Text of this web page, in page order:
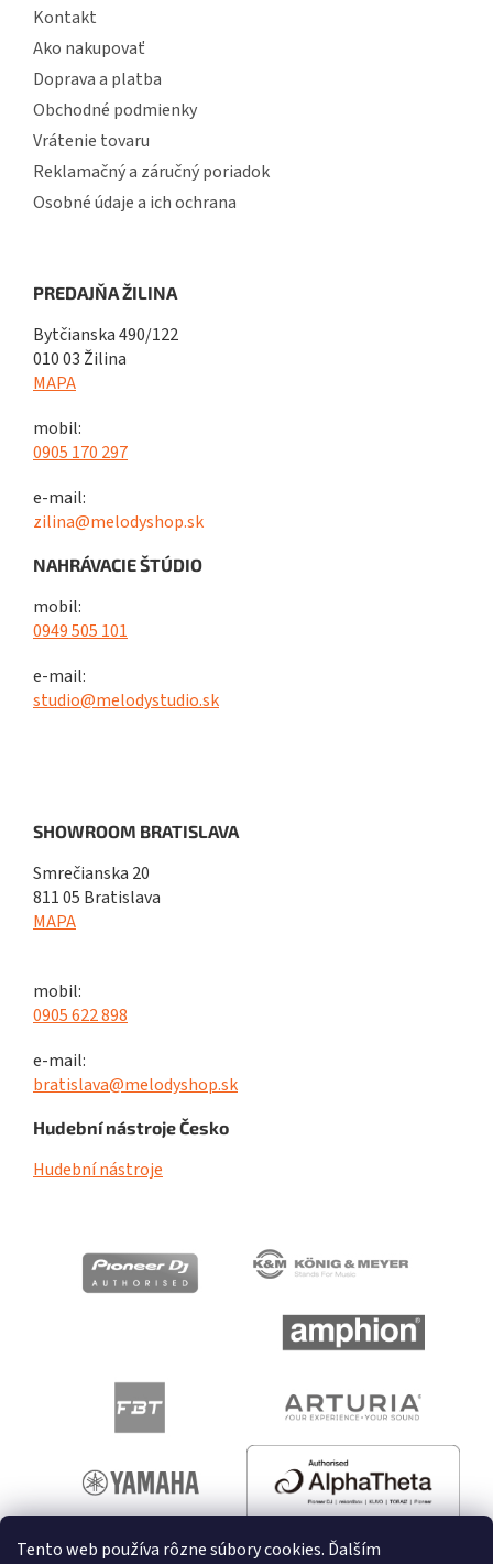
Tento web používa rôzne súbory cookies. Ďalším
Kontakt
Ako nakupovať
Doprava a platba
Obchodné podmienky
Vrátenie tovaru
Reklamačný a záručný poriadok
Osobné údaje a ich ochrana
PREDAJŇA ŽILINA
Bytčianska 490/122
010 03 Žilina
MAPA
mobil:
0905 170 297
e-mail:
zilina@melodyshop.sk
NAHRÁVACIE ŠTÚDIO
mobil:
0949 505 101
e-mail:
studio@melodystudio.sk
SHOWROOM BRATISLAVA
Smrečianska 20
811 05 Bratislava
MAPA
mobil:
0905 622 898
e-mail:
bratislava@melodyshop.sk
Hudební nástroje Česko
Hudební nástroje